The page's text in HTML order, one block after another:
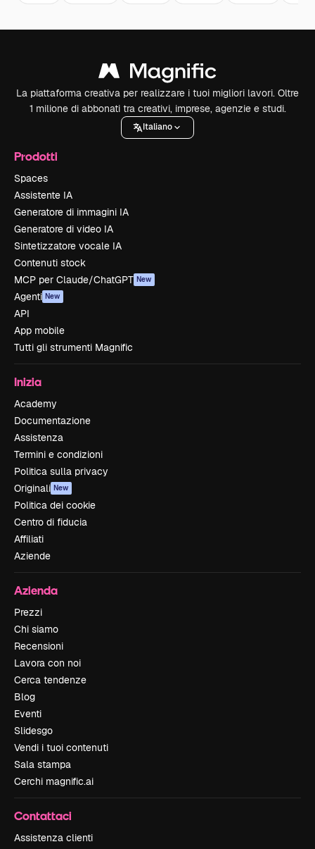
La piattaforma creativa per realizzare i tuoi migliori lavori. Oltre
1 milione di abbonati tra creativi, imprese, agenzie e studi.
Italiano
Prodotti
Spaces
Assistente IA
Generatore di immagini IA
Generatore di video IA
Sintetizzatore vocale IA
Contenuti stock
MCP per Claude/ChatGPT New
Agenti New
API
App mobile
Tutti gli strumenti Magnific
Inizia
Academy
Documentazione
Assistenza
Termini e condizioni
Politica sulla privacy
Originali New
Politica dei cookie
Centro di fiducia
Affiliati
Aziende
Azienda
Prezzi
Chi siamo
Recensioni
Lavora con noi
Cerca tendenze
Blog
Eventi
Slidesgo
Vendi i tuoi contenuti
Sala stampa
Cerchi magnific.ai
Contattaci
Assistenza clienti